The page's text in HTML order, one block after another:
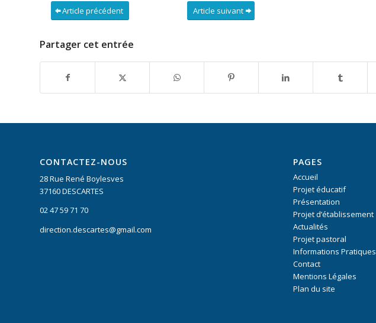
Article précédent Article suivant
Partager cet entrée
CONTACTEZ-NOUS
28 Rue René Boylesves
37160 DESCARTES
02 47 59 71 70
direction.descartes@gmail.com
PAGES
Accueil
Projet éducatif
Présentation
Projet d’établissement
Actualités
Projet pastoral
Informations Pratiques
Contact
Mentions Légales
Plan du site